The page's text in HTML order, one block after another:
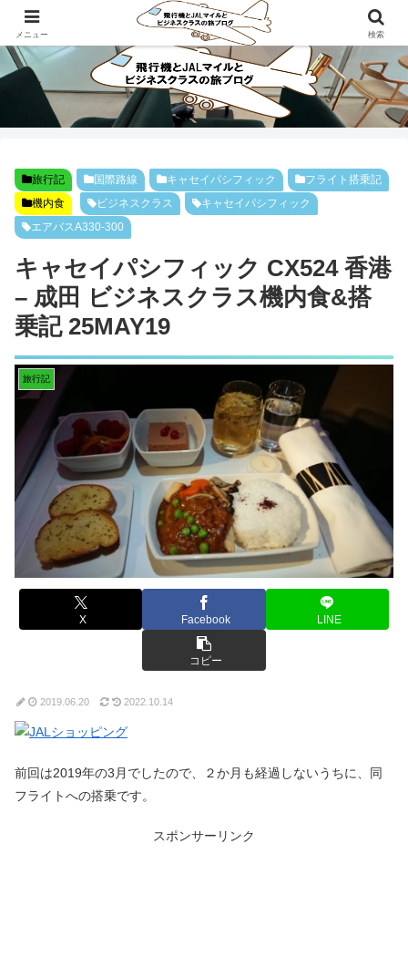
ビジネスクラスで旅にでよう！！
旅行記 国際路線 キャセイパシフィック
フライト搭乗記
機内食
ビジネスクラス
キャセイパシフィック
エアバスA330-300
キャセイパシフィック CX524 香港
– 成田 ビジネスクラス機内食&搭
乗記 25MAY19
旅行記
X Facebook LINE
コピー
2019.06.20 2022.10.14
前回は2019年の3月でしたので、２か月も経過しないうちに、同
フライトへの搭乗です。
スポンサーリンク
メニュー 検索